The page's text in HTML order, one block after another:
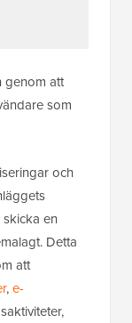
genom att
som
och
en
Detta
att
,e-